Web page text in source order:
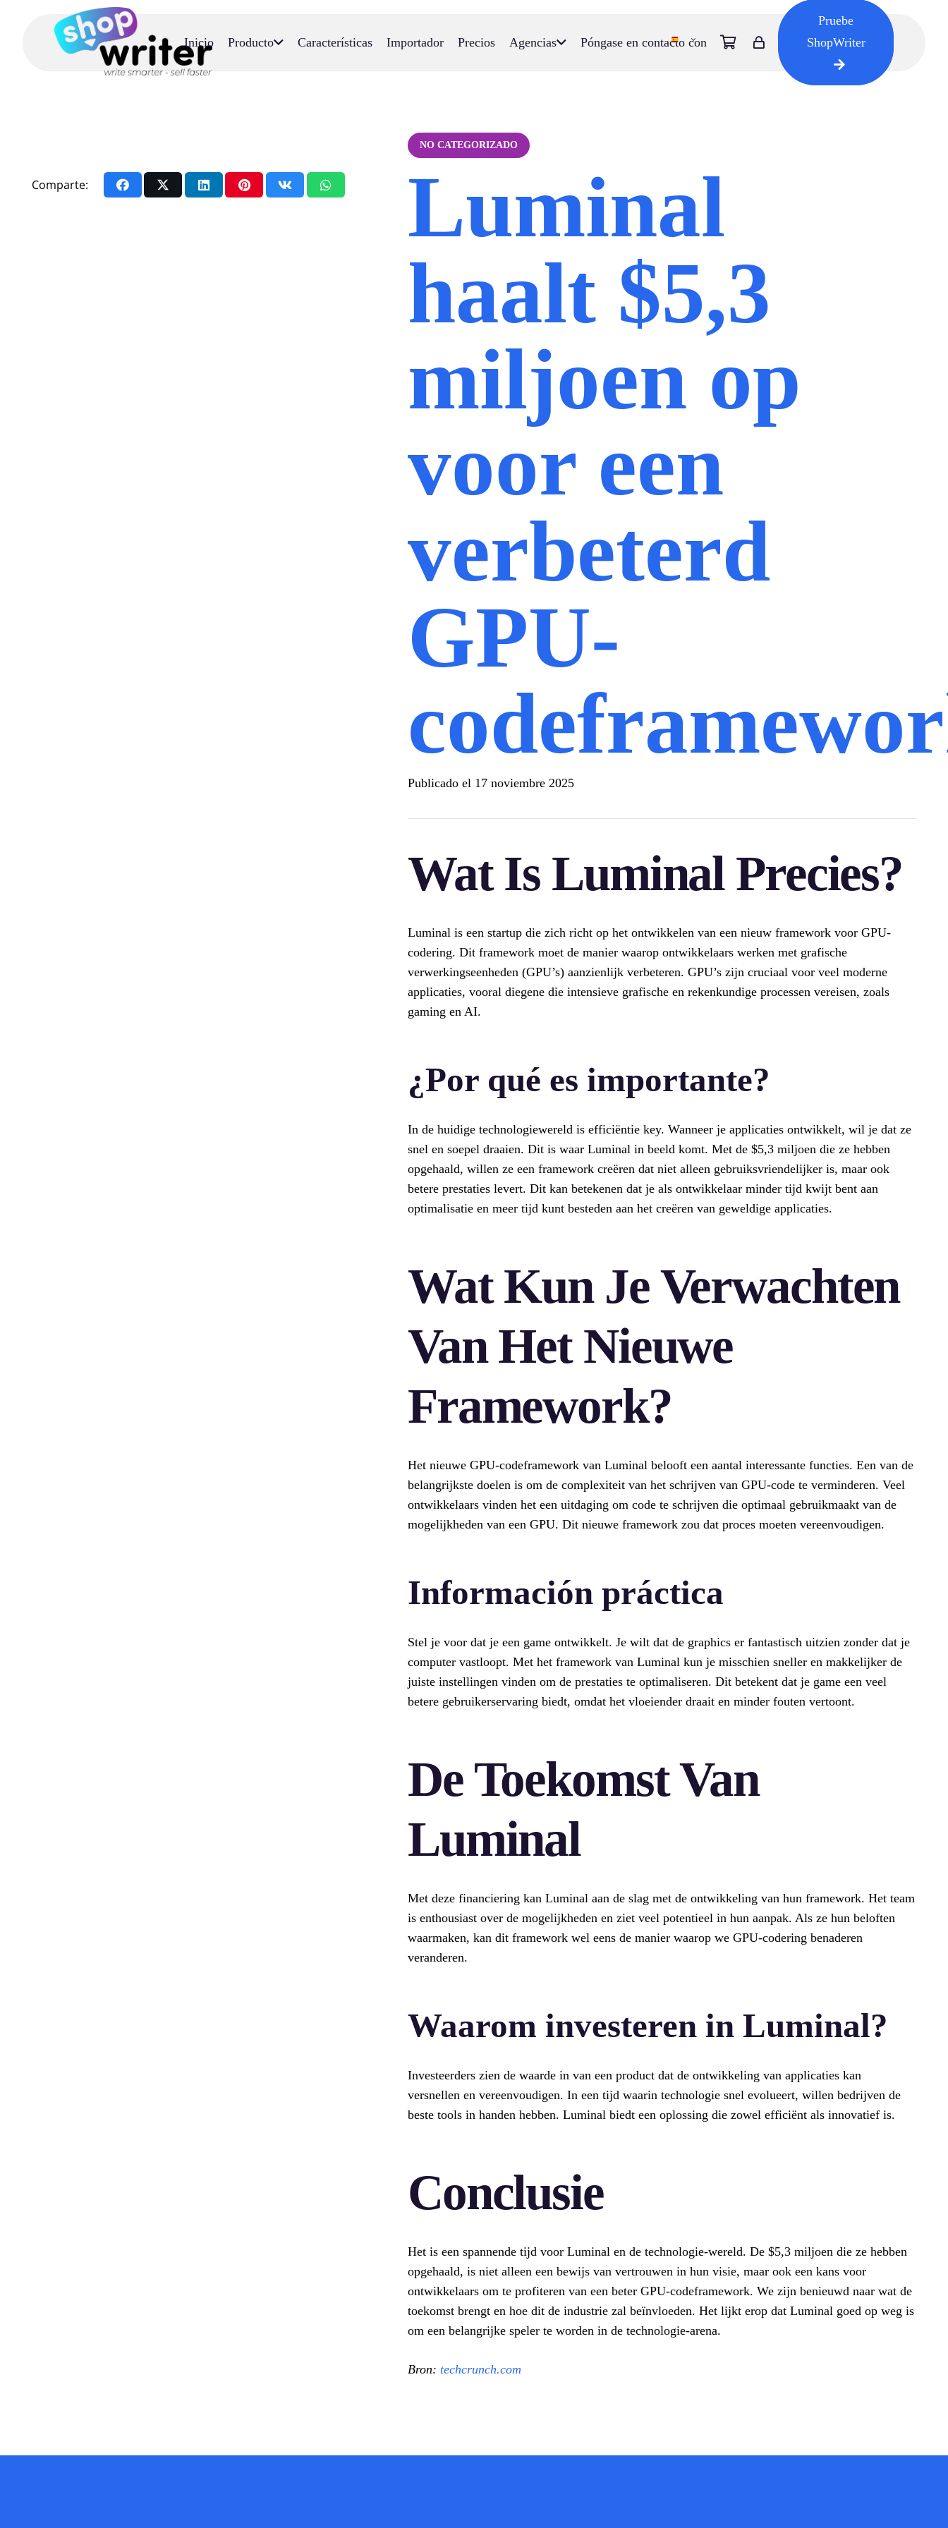
Inicio Producto Características Importador Precios Agencias Póngase en contacto con
Pruebe
ShopWriter
Comparte:
NO CATEGORIZADO
Luminal
haalt $5,3
miljoen op
voor een
verbeterd
GPU-
Publicado el 17 noviembre 2025
Wat Is Luminal Precies?
Luminal is een startup die zich richt op het ontwikkelen van een nieuw framework voor GPU-
codering. Dit framework moet de manier waarop ontwikkelaars werken met grafische
verwerkingseenheden (GPU’s) aanzienlijk verbeteren. GPU’s zijn cruciaal voor veel moderne
applicaties, vooral diegene die intensieve grafische en rekenkundige processen vereisen, zoals
gaming en AI.
¿Por qué es importante?
In de huidige technologiewereld is efficiëntie key. Wanneer je applicaties ontwikkelt, wil je dat ze
snel en soepel draaien. Dit is waar Luminal in beeld komt. Met de $5,3 miljoen die ze hebben
opgehaald, willen ze een framework creëren dat niet alleen gebruiksvriendelijker is, maar ook
betere prestaties levert. Dit kan betekenen dat je als ontwikkelaar minder tijd kwijt bent aan
optimalisatie en meer tijd kunt besteden aan het creëren van geweldige applicaties.
Wat Kun Je Verwachten
Van Het Nieuwe
Framework?
Het nieuwe GPU-codeframework van Luminal belooft een aantal interessante functies. Een van de
belangrijkste doelen is om de complexiteit van het schrijven van GPU-code te verminderen. Veel
ontwikkelaars vinden het een uitdaging om code te schrijven die optimaal gebruikmaakt van de
mogelijkheden van een GPU. Dit nieuwe framework zou dat proces moeten vereenvoudigen.
Información práctica
Stel je voor dat je een game ontwikkelt. Je wilt dat de graphics er fantastisch uitzien zonder dat je
computer vastloopt. Met het framework van Luminal kun je misschien sneller en makkelijker de
juiste instellingen vinden om de prestaties te optimaliseren. Dit betekent dat je game een veel
betere gebruikerservaring biedt, omdat het vloeiender draait en minder fouten vertoont.
De Toekomst Van
Luminal
Met deze financiering kan Luminal aan de slag met de ontwikkeling van hun framework. Het team
is enthousiast over de mogelijkheden en ziet veel potentieel in hun aanpak. Als ze hun beloften
waarmaken, kan dit framework wel eens de manier waarop we GPU-codering benaderen
veranderen.
Waarom investeren in Luminal?
Investeerders zien de waarde in van een product dat de ontwikkeling van applicaties kan
versnellen en vereenvoudigen. In een tijd waarin technologie snel evolueert, willen bedrijven de
beste tools in handen hebben. Luminal biedt een oplossing die zowel efficiënt als innovatief is.
Conclusie
Het is een spannende tijd voor Luminal en de technologie-wereld. De $5,3 miljoen die ze hebben
opgehaald, is niet alleen een bewijs van vertrouwen in hun visie, maar ook een kans voor
ontwikkelaars om te profiteren van een beter GPU-codeframework. We zijn benieuwd naar wat de
toekomst brengt en hoe dit de industrie zal beïnvloeden. Het lijkt erop dat Luminal goed op weg is
om een belangrijke speler te worden in de technologie-arena.
Bron: techcrunch.com